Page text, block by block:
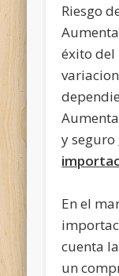
Riesgo
éxito del
y seguro
En el
cuenta
un